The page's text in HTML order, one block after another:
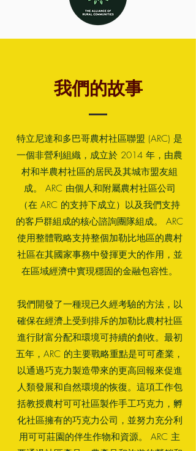
我們的故事
特立尼達和多巴哥農村社區聯盟 (ARC) 是
一個非營利組織，成立於 2014 年，由農
村和半農村社區的居民及其城市盟友組
成。 ARC 由個人和附屬農村社區公司
（在 ARC 的支持下成立）以及我們支持
的客戶群組成的核心諮詢團隊組成。 ARC
使用整體戰略支持整個加勒比地區的農村
社區在其國家事務中發揮更大的作用，並
在區域經濟中實現穩固的金融包容性。
我們開發了一種現已久經考驗的方法，以
確保在經濟上受到排斥的加勒比農村社區
進行財富分配和環境可持續的創收。最初
五年，ARC 的主要戰略重點是可可產業，
以通過巧克力製造帶來的更高回報來促進
人類發展和自然環境的恢復。這項工作包
括教授農村可可社區製作手工巧克力，孵
化社區擁有的巧克力公司，並努力充分利
用可可莊園的伴生作物和資源。 ARC 主